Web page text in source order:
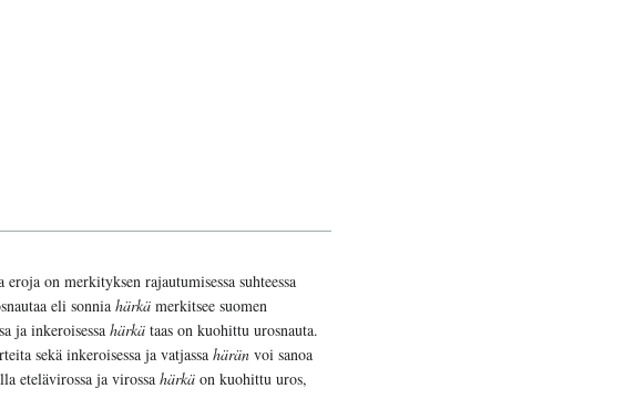
on merkityksen rajautumisessa suhteessa
eli sonnia härkä merkitsee suomen
ja inkeroisessa härkä taas on kuohittu urosnauta.
sekä inkeroisessa ja vatjassa härän voi sanoa
etelävirossa ja virossa härkä on kuohittu uros,